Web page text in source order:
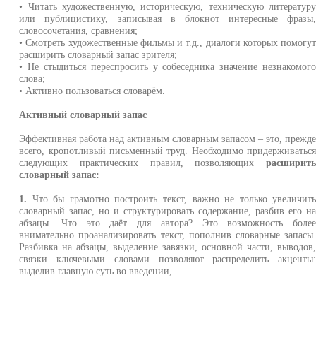
• Читать художественную, историческую, техническую литературу
или публицистику, записывая в блокнот интересные фразы,
словосочетания, сравнения;
• Смотреть художественные фильмы и т.д., диалоги которых помогут
расширить словарный запас зрителя;
• Не стыдиться переспросить у собеседника значение незнакомого
слова;
• Активно пользоваться словарём.
Активный словарный запас
Эффективная работа над активным словарным запасом – это, прежде
всего, кропотливый письменный труд. Необходимо придерживаться
следующих практических правил, позволяющихрасширить
словарный запас:
1. Что бы грамотно построить текст, важно не только увеличить
словарный запас, но и структурировать содержание, разбив его на
абзацы. Что это даёт для автора? Это возможность более
внимательно проанализировать текст, пополнив словарные запасы.
Разбивка на абзацы, выделение завязки, основной части, выводов,
связки ключевыми словами позволяют распределить акценты:
выделив главную суть во введении,